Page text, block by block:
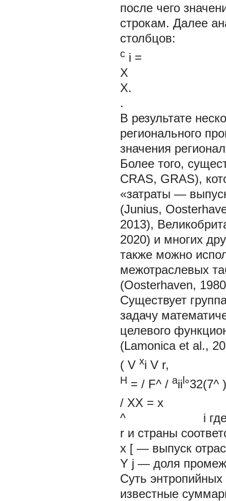
после чего
строкам. Далее
столбцов:
c i =
X
X.
.
В результате
регионального
значения
Более того,
CRAS, GRAS),
«затраты —
(Junius,
2013),
2020) и многих
также можно
межотраслевых
(Oosterhaven,
Существует
задачу
целевого
(Lamonica et al.,
( V xi V r,
H = / F^ / aii °32(7^
/ XX = x
^ i где а^, Xj -
r и страны
x [ — выпуск
Y j — доля
Суть
известные